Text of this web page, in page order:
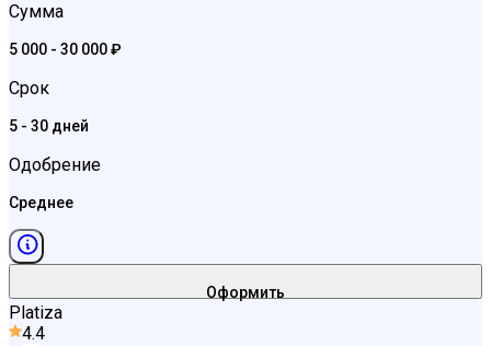
Сумма
5 000 - 30 000 ₽
Срок
5 - 30 дней
Одобрение
Среднее
Оформить
Platiza
4.4